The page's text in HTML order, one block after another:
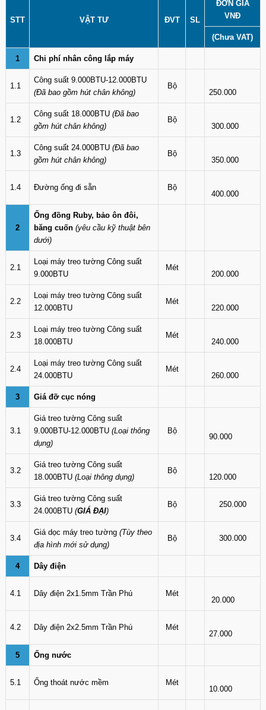
STT VẬT TƯ ĐVT SL
ĐƠN GIÁ
VNĐ
(Chưa VAT)
1 Chi phí nhân công lắp máy
1.1
Công suất 9.000BTU-12.000BTU
(Đã bao gồm hút chân không)
Bộ
250.000
1.2
Công suất 18.000BTU (Đã bao
gồm hút chân không)
Bộ
300.000
1.3
Công suất 24.000BTU (Đã bao
gồm hút chân không)
Bộ
350.000
1.4 Đường ống đi sẵn Bộ
400.000
2
Ống đồng Ruby, bảo ôn đôi,
băng cuốn (yêu cầu kỹ thuật bên
dưới)
2.1
Loại máy treo tường Công suất
9.000BTU
Mét
200.000
2.2
Loại máy treo tường Công suất
12.000BTU
Mét
220.000
2.3
Loại máy treo tường Công suất
18.000BTU
Mét
240.000
2.4
Loại máy treo tường Công suất
24.000BTU
Mét
260.000
3 Giá đỡ cục nóng
3.1
Giá treo tường Công suất
9.000BTU-12.000BTU (Loại thông
dụng)
Bộ
90.000
3.2
Giá treo tường Công suất
18.000BTU (Loại thông dụng)
Bộ
120.000
3.3
Giá treo tường Công suất
24.000BTU (GIÁ ĐẠI)
Bộ 250.000
3.4
Giá dọc máy treo tường (Tùy theo
địa hình mới sử dụng)
Bộ 300.000
4 Dây điện
4.1 Dây điện 2x1.5mm Trần Phú Mét
20.000
4.2 Dây điện 2x2.5mm Trần Phú Mét
27.000
5 Ống nước
5.1 Ống thoát nước mềm Mét
10.000